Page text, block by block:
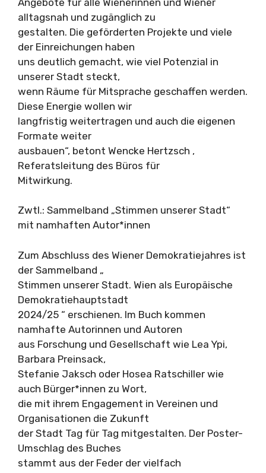
alltagsnah und zugänglich zu
gestalten. Die geförderten Projekte und viele
der Einreichungen haben
uns deutlich gemacht, wie viel Potenzial in
unserer Stadt steckt,
wenn Räume für Mitsprache geschaffen werden.
Diese Energie wollen wir
langfristig weitertragen und auch die eigenen
Formate weiter
ausbauen“, betont Wencke Hertzsch ,
Referatsleitung des Büros für
Mitwirkung.
Zwtl.: Sammelband „Stimmen unserer Stadt“
mit namhaften Autor*innen
Zum Abschluss des Wiener Demokratiejahres ist
der Sammelband „
Stimmen unserer Stadt. Wien als Europäische
Demokratiehauptstadt
2024/25 “ erschienen. Im Buch kommen
namhafte Autorinnen und Autoren
aus Forschung und Gesellschaft wie Lea Ypi,
Barbara Preinsack,
Stefanie Jaksch oder Hosea Ratschiller wie
auch Bürger*innen zu Wort,
die mit ihrem Engagement in Vereinen und
Organisationen die Zukunft
der Stadt Tag für Tag mitgestalten. Der Poster-
Umschlag des Buches
stammt aus der Feder der vielfach